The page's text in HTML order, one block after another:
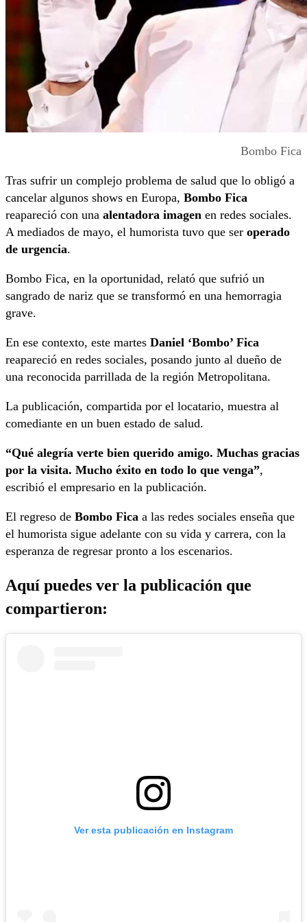
Bombo Fica
Tras sufrir un complejo problema de salud que lo obligó a
cancelar algunos shows en Europa, Bombo Fica
reapareció con una alentadora imagen en redes sociales.
A mediados de mayo, el humorista tuvo que ser operado
de urgencia.
Bombo Fica, en la oportunidad, relató que sufrió un
sangrado de nariz que se transformó en una hemorragia
grave.
En ese contexto, este martes Daniel ‘Bombo’ Fica
reapareció en redes sociales, posando junto al dueño de
una reconocida parrillada de la región Metropolitana.
La publicación, compartida por el locatario, muestra al
comediante en un buen estado de salud.
“Qué alegría verte bien querido amigo. Muchas gracias
por la visita. Mucho éxito en todo lo que venga”,
escribió el empresario en la publicación.
El regreso de Bombo Fica a las redes sociales enseña que
el humorista sigue adelante con su vida y carrera, con la
esperanza de regresar pronto a los escenarios.
Aquí puedes ver la publicación que
compartieron:
Ver esta publicación en Instagram